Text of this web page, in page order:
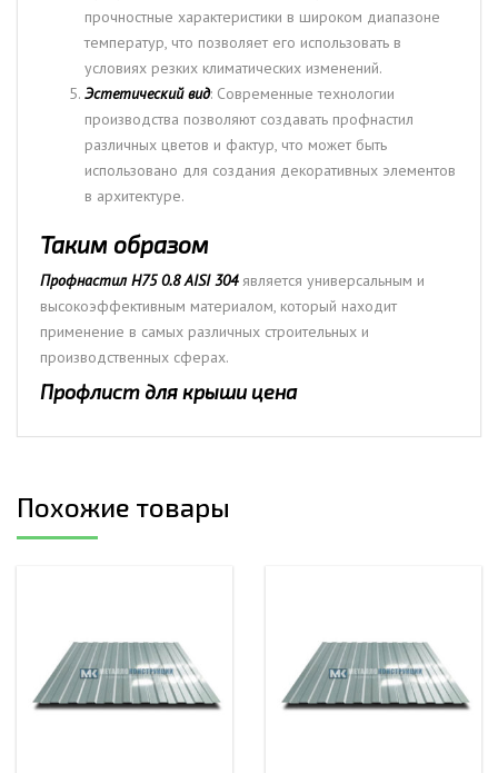
прочностные характеристики в широком диапазоне
температур, что позволяет его использовать в
условиях резких климатических изменений.
Эстетический вид: Современные технологии
производства позволяют создавать профнастил
различных цветов и фактур, что может быть
использовано для создания декоративных элементов
в архитектуре.
Таким образом
Профнастил Н75 0.8 AISI 304является универсальным и
высокоэффективным материалом, который находит
применение в самых различных строительных и
производственных сферах.
Профлист для крыши цена
Похожие товары